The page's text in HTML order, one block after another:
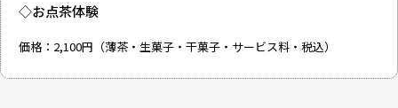
◇お点茶体験
価格：2,100円（薄茶・生菓子・干菓子・サービス料・税込）